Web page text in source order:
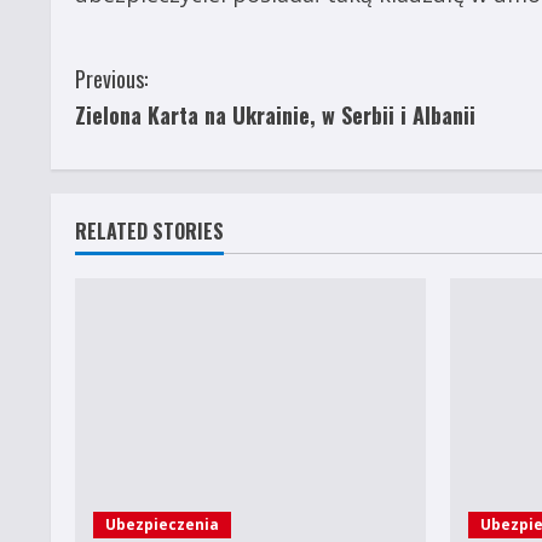
C
o
n
t
Previous:
Zielona Karta na Ukrainie, w Serbii i Albanii
RELATED STORIES
Ubezpieczenia